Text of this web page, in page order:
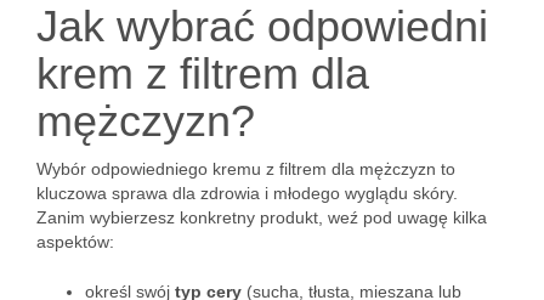
Jak wybrać odpowiedni
krem z filtrem dla
mężczyzn?
Wybór odpowiedniego kremu z filtrem dla mężczyzn to
kluczowa sprawa dla zdrowia i młodego wyglądu skóry.
Zanim wybierzesz konkretny produkt, weź pod uwagę kilka
aspektów:
określ swój typ cery (sucha, tłusta, mieszana lub